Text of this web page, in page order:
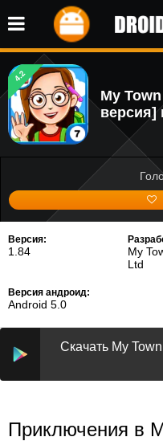
4.2
My
версия]
Версия:
1.84
My
Ltd
Версия андроид:
Android 5.0
Скачать My
Приключения в